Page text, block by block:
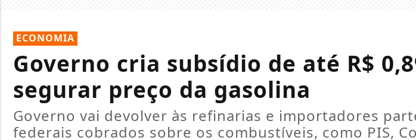
ECONOMIA
Governo cria subsídio de até R$
segurar preço da gasolina
Governo vai devolver às refinarias e importadores
federais cobrados sobre os combustíveis, como PIS,